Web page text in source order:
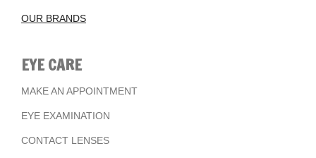
OUR BRANDS
EYE CARE
MAKE AN APPOINTMENT
EYE EXAMINATION
CONTACT LENSES